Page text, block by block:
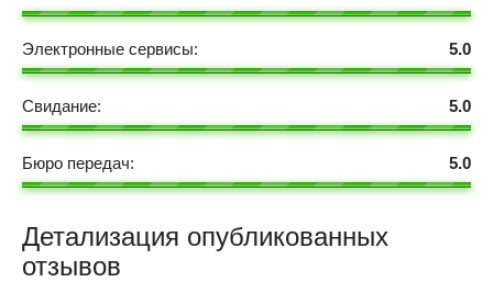
5.0
Электронные сервисы:
5.0
Свидание:
5.0
Бюро передач:
Детализация опубликованных
отзывов